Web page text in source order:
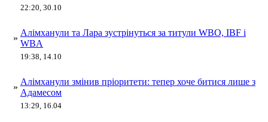
22:20, 30.10
»
Алімханули та Лара зустрінуться за титули WBO, IBF і
WBA
19:38, 14.10
»
Алімханули змінив пріоритети: тепер хоче битися лише з
Адамесом
13:29, 16.04